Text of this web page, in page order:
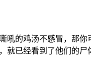
的鸡汤不感冒，那
已经看到了他们的尸